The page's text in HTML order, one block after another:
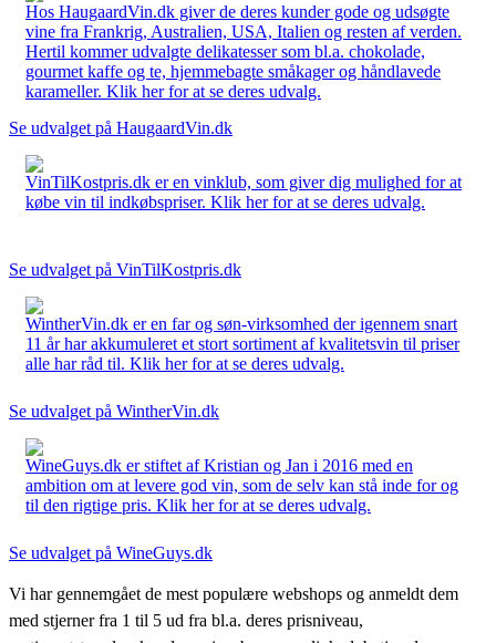
Hos HaugaardVin.dk giver de deres kunder gode og udsøgte
vine fra Frankrig, Australien, USA, Italien og resten af verden.
Hertil kommer udvalgte delikatesser som bl.a. chokolade,
gourmet kaffe og te, hjemmebagte småkager og håndlavede
karameller. Klik her for at se deres udvalg.
Se udvalget på HaugaardVin.dk
VinTilKostpris.dk er en vinklub, som giver dig mulighed for at
købe vin til indkøbspriser. Klik her for at se deres udvalg.
Se udvalget på VinTilKostpris.dk
WintherVin.dk er en far og søn-virksomhed der igennem snart
11 år har akkumuleret et stort sortiment af kvalitetsvin til priser
alle har råd til. Klik her for at se deres udvalg.
Se udvalget på WintherVin.dk
WineGuys.dk er stiftet af Kristian og Jan i 2016 med en
ambition om at levere god vin, som de selv kan stå inde for og
til den rigtige pris. Klik her for at se deres udvalg.
Se udvalget på WineGuys.dk
Vi har gennemgået de mest populære webshops og anmeldt dem
med stjerner fra 1 til 5 ud fra bl.a. deres prisniveau,